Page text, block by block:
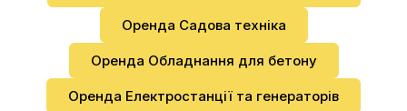
Оренда Садова техніка
Оренда Обладнання для бетону
Оренда Електростанції та генераторів